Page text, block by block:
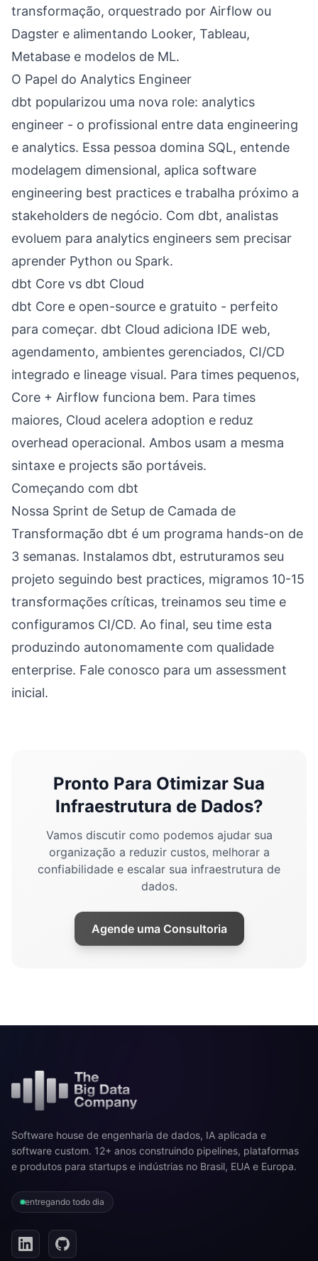
transformação, orquestrado por Airflow ou
Dagster e alimentando Looker, Tableau,
Metabase e modelos de ML.
O Papel do Analytics Engineer
dbt popularizou uma nova role: analytics
engineer - o profissional entre data engineering
e analytics. Essa pessoa domina SQL, entende
modelagem dimensional, aplica software
engineering best practices e trabalha próximo a
stakeholders de negócio. Com dbt, analistas
evoluem para analytics engineers sem precisar
aprender Python ou Spark.
dbt Core vs dbt Cloud
dbt Core e open-source e gratuito - perfeito
para começar. dbt Cloud adiciona IDE web,
agendamento, ambientes gerenciados, CI/CD
integrado e lineage visual. Para times pequenos,
Core + Airflow funciona bem. Para times
maiores, Cloud acelera adoption e reduz
overhead operacional. Ambos usam a mesma
sintaxe e projects são portáveis.
Começando com dbt
Nossa Sprint de Setup de Camada de
Transformação dbt é um programa hands-on de
3 semanas. Instalamos dbt, estruturamos seu
projeto seguindo best practices, migramos 10-15
transformações críticas, treinamos seu time e
configuramos CI/CD. Ao final, seu time esta
produzindo autonomamente com qualidade
enterprise. Fale conosco para um assessment
inicial.
Pronto Para Otimizar Sua
Infraestrutura de Dados?
Vamos discutir como podemos ajudar sua
organização a reduzir custos, melhorar a
confiabilidade e escalar sua infraestrutura de
dados.
Agende uma Consultoria
Software house de engenharia de dados, IA aplicada e
software custom. 12+ anos construindo pipelines, plataformas
e produtos para startups e indústrias no Brasil, EUA e Europa.
entregando todo dia